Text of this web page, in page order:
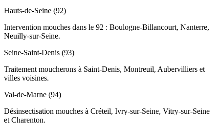
Hauts-de-Seine (92)
Intervention mouches dans le 92 : Boulogne-Billancourt, Nanterre,
Neuilly-sur-Seine.
Seine-Saint-Denis (93)
Traitement moucherons à Saint-Denis, Montreuil, Aubervilliers et
villes voisines.
Val-de-Marne (94)
Désinsectisation mouches à Créteil, Ivry-sur-Seine, Vitry-sur-Seine
et Charenton.